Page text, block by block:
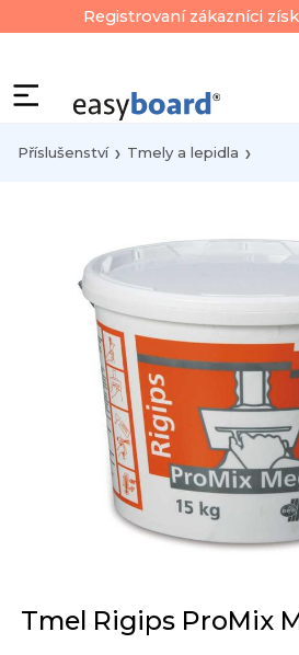
Registrovaní zákazníci
Příslušenství Tmely a lepidla
Tmel Rigips ProMix